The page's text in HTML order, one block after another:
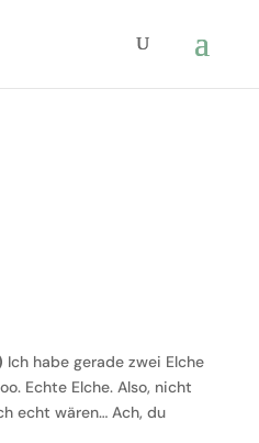
Ich habe gerade zwei Elche
Echte Elche. Also, nicht
echt wären… Ach, du